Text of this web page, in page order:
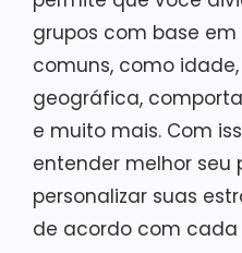
grupos com base
comuns, como
geográfica,
e muito mais. Com
entender melhor seu
personalizar suas
de acordo com